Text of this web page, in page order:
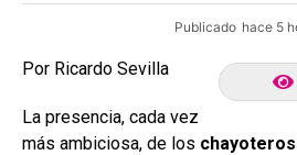
Publicado hace 5
Por Ricardo Sevilla
La presencia, cada vez
más ambiciosa, de los chayoteros